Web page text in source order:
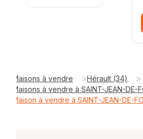
Maisons à vendre >Hérault (34) >
Maisons à vendre à SAINT-JEAN-DE-
Maison à vendre à SAINT-JEAN-DE-